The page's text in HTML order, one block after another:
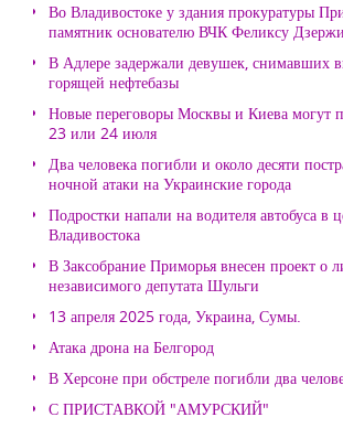
Во Владивостоке у здания прокуратуры
памятник основателю ВЧК Феликсу
В Адлере задержали девушек, снимавших
горящей нефтебазы
Новые переговоры Москвы и Киева могут
23 или 24 июля
Два человека погибли и около десяти
ночной атаки на Украинские города
Подростки напали на водителя автобуса в
Владивостока
В Заксобрание Приморья внесен проект о
независимого депутата Шульги
13 апреля 2025 года, Украина, Сумы.
Атака дрона на Белгород
В Херсоне при обстреле погибли два
С ПРИСТАВКОЙ "АМУРСКИЙ"